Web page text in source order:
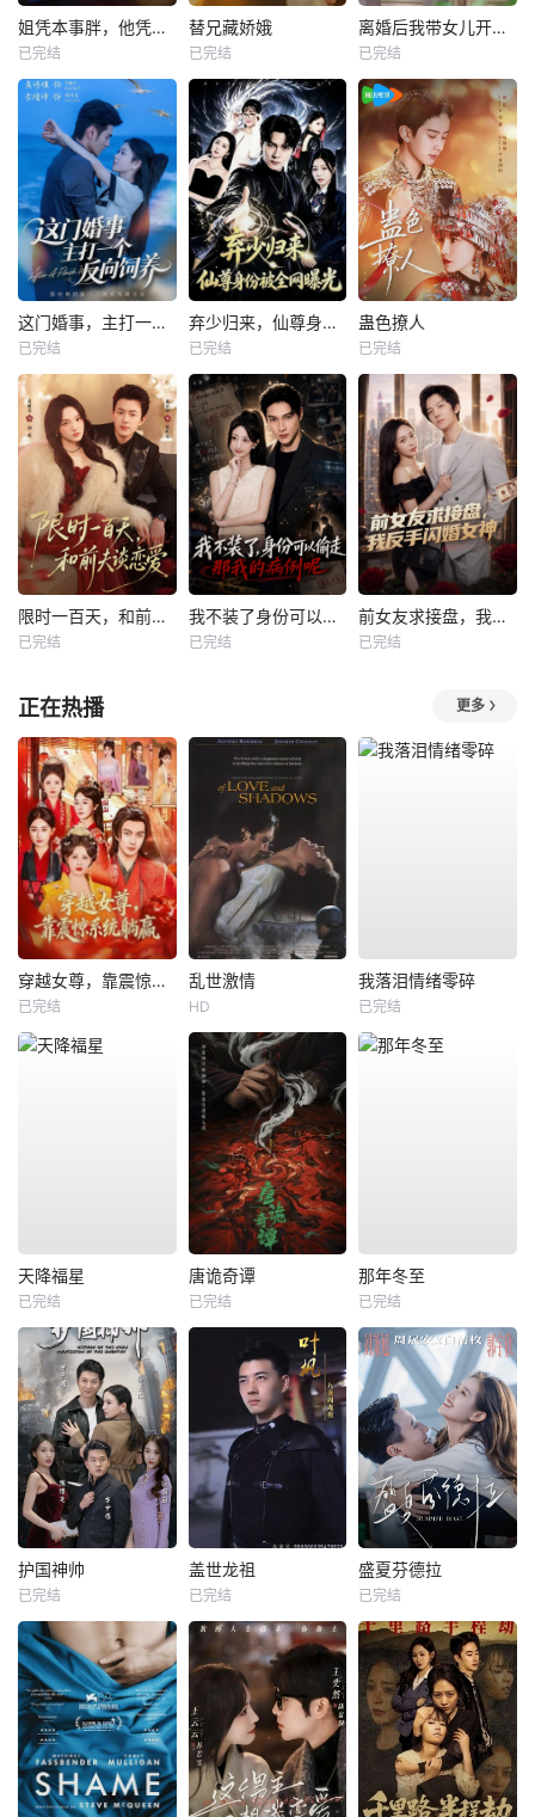
姐凭本事胖，他凭本事追
已完结
替兄藏娇娥
已完结
离婚后我带女儿开启新人生
已完结
这门婚事，主打一个反向饲养
已完结
弃少归来，仙尊身份被全网曝光
已完结
蛊色撩人
已完结
限时一百天，和前夫谈恋爱
已完结
我不装了身份可以偷走那我的病例呢
已完结
前女友求接盘，我反手闪婚女神
已完结
正在热播 更多
穿越女尊，靠震惊系统躺赢
已完结
乱世激情
HD
我落泪情绪零碎
已完结
天降福星
已完结
唐诡奇谭
已完结
那年冬至
已完结
护国神帅
已完结
盖世龙祖
已完结
盛夏芬德拉
已完结